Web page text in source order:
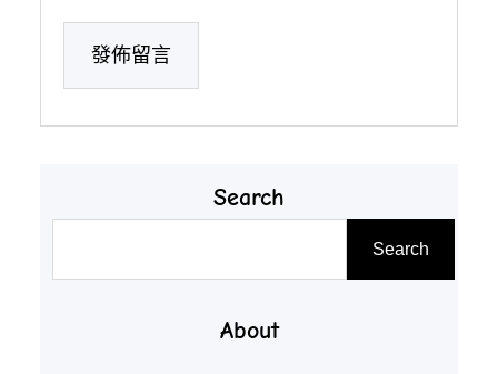
Search
Search
About